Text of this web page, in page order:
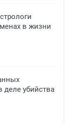
в жизни
деле убийства